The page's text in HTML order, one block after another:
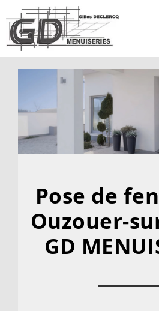
Passer
au
contenu
Pose de
Ouzouer-
GD